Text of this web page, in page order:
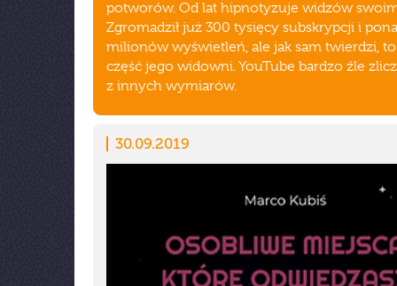
potworów. Od lat hipnotyzuje widzów
Zgromadził już 300 tysięcy subskrypcji i
milionów wyświetleń, ale jak sam twierdzi,
część jego widowni. YouTube bardzo źle
z innych wymiarów.
30.09.2019